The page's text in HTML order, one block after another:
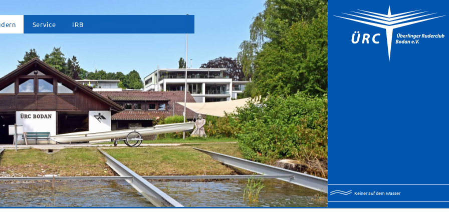
Service IRB
Keiner auf dem Wasser